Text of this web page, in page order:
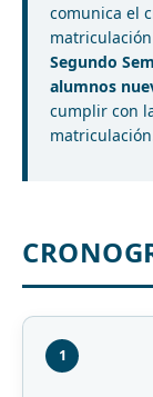
comunica el
Segundo
alumnos
cumplir con
1